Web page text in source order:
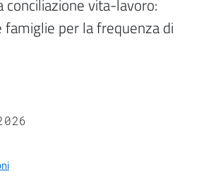
conciliazione vita-lavoro:
per la frequenza di